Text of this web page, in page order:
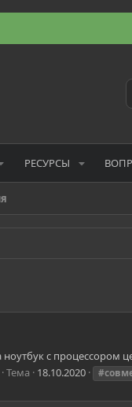
РЕСУРСЫ
с процессором
Тема 18.10.2020